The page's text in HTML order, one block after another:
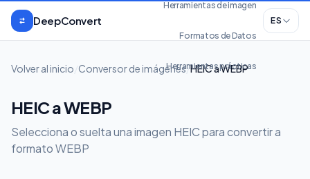
Saltar al contenido
DeepConvert
Herramientas de imagen
Formatos de Datos
Herramientas prácticas
ES
Volver al inicio Conversor de imágenes/HEIC a WEBP
HEIC a WEBP
Selecciona o suelta una imagen HEIC para convertir a
formato WEBP